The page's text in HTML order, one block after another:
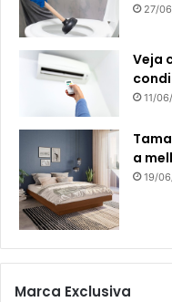
27/
Veja
11/
a
19/
Marca Exclusiva